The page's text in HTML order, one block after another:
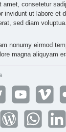
amet, consetetur
invidunt ut labore et
sed diam voluptua.
nonumy eirmod
magna aliquyam
YouTube Vimeo
Blog WhatsApp